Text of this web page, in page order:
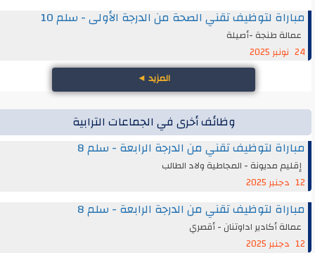
مباراة لتوظيف تقني الصحة من الدرجة الأولى - سلم 10
عمالة طنجة -أصيلة
24 نونبر 2025
المزيد◄
وظائف أخرى في الجماعات الترابية
مباراة لتوظيف تقني من الدرجة الرابعة - سلم 8
إقليم مديونة - المجاطية ولاد الطالب
12 دجنبر 2025
مباراة لتوظيف تقني من الدرجة الرابعة - سلم 8
عمالة أكادير اداوتنان - أقصري
12 دجنبر 2025